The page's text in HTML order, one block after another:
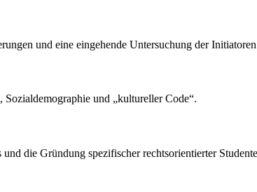
und eine eingehende Untersuchung der
und „kultureller Code“.
die Gründung spezifischer rechtsorientierter